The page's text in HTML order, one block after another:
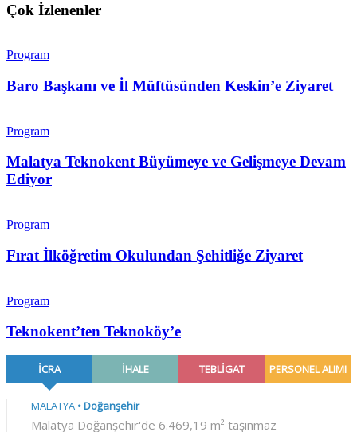
Çok İzlenenler
Program
Baro Başkanı ve İl Müftüsünden Keskin’e Ziyaret
Program
Malatya Teknokent Büyümeye ve Gelişmeye Devam
Ediyor
Program
Fırat İlköğretim Okulundan Şehitliğe Ziyaret
Program
Teknokent’ten Teknoköy’e